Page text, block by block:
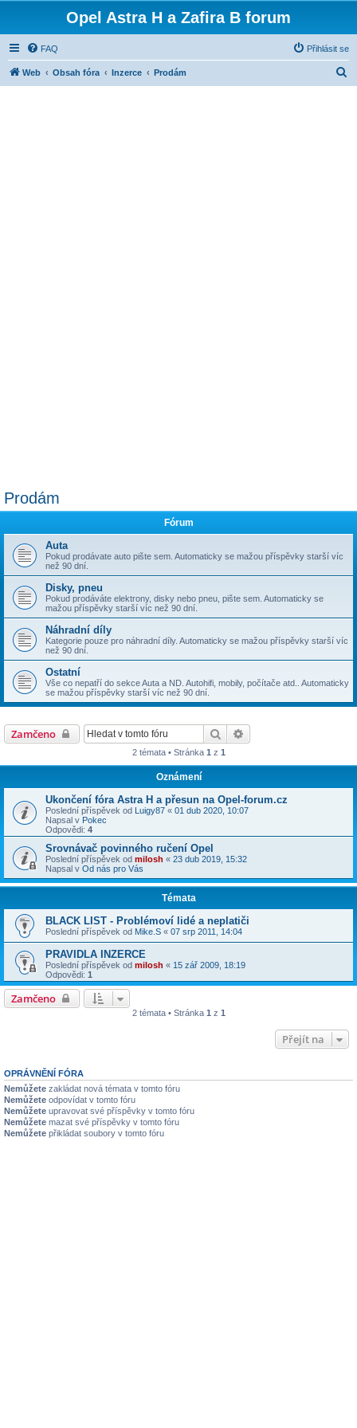
Opel Astra H a Zafira B forum
FAQ Přihlásit se
Web Obsah fóra Inzerce Prodám
Prodám
Fórum
Auta
Pokud prodávate auto pište sem. Automaticky se mažou příspěvky starší víc
než 90 dní.
Disky, pneu
Pokud prodáváte elektrony, disky nebo pneu, pište sem. Automaticky se
mažou příspěvky starší víc než 90 dní.
Náhradní díly
Kategorie pouze pro náhradní díly. Automaticky se mažou příspěvky starší víc
než 90 dní.
Ostatní
Vše co nepatří do sekce Auta a ND. Autohifi, mobily, počítače atd.. Automaticky
se mažou příspěvky starší víc než 90 dní.
Zamčeno Hledat
2 témata • Stránka 1 z 1
Oznámení
Ukončení fóra Astra H a přesun na Opel-forum.cz
Poslední příspěvek od Luigy87 « 01 dub 2020, 10:07
Napsal v Pokec
Odpovědi: 4
Srovnávač povinného ručení Opel
Poslední příspěvek od milosh « 23 dub 2019, 15:32
Napsal v Od nás pro Vás
Témata
BLACK LIST - Problémoví lidé a neplatiči
Poslední příspěvek od Mike.S « 07 srp 2011, 14:04
PRAVIDLA INZERCE
Poslední příspěvek od milosh « 15 zář 2009, 18:19
Odpovědi: 1
Zamčeno
2 témata • Stránka 1 z 1
Přejít na
OPRÁVNĚNÍ FÓRA
Nemůžete zakládat nová témata v tomto fóru
Nemůžete odpovídat v tomto fóru
Nemůžete upravovat své příspěvky v tomto fóru
Nemůžete mazat své příspěvky v tomto fóru
Nemůžete přikládat soubory v tomto fóru